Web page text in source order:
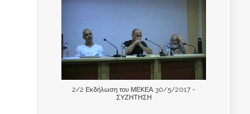
2/2 Εκδήλωση του ΜΕΚΕΑ 30/5/2017 -
ΣΥΖΗΤΗΣΗ